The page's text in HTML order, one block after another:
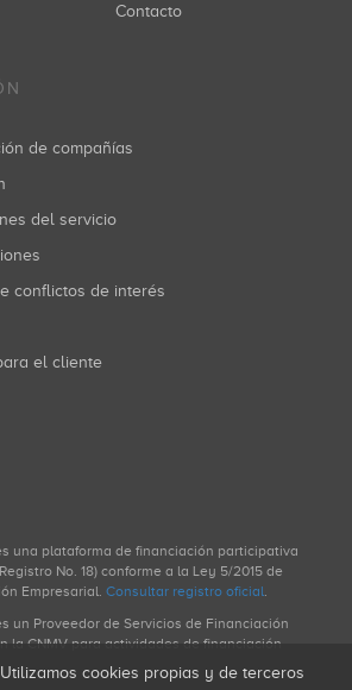
Contacto
de compañías
del servicio
conflictos de interés
el cliente
una plataforma de financiación participativa
No. 18) conforme a la Ley 5/2015 de
Empresarial. Consultar registro oficial
un Proveedor de Servicios de Financiación
la CNMV para actividades de financiación
Utilizamos cookies propias y de terceros